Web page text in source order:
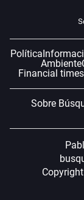
Política
Ambiente
Financial times
Sobre